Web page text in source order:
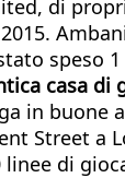
di
speso
casa
in
Street
linee di